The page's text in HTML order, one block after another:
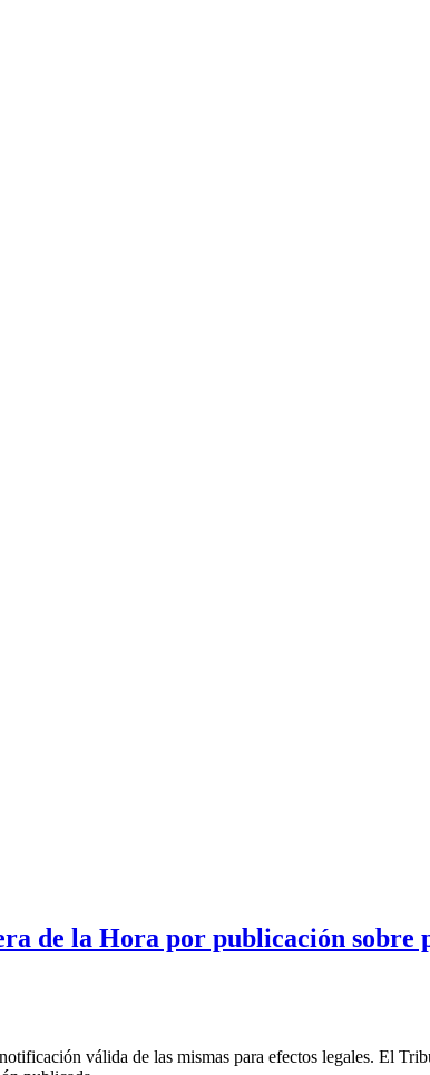
de la Hora por publicación sobre
válida de las mismas para efectos legales. El